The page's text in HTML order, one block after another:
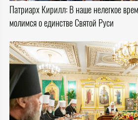
Патриарх Кирилл: В наше нелегкое
молимся о единстве Святой Руси